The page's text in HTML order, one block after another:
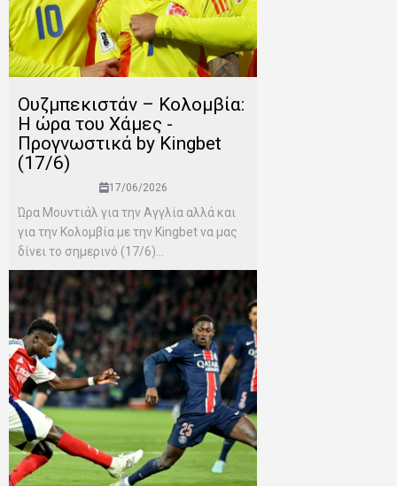
Ουζμπεκιστάν – Κολομβία:
Η ώρα του Χάμες -
Προγνωστικά by Kingbet
(17/6)
17/06/2026
Ώρα Μουντιάλ για την Αγγλία αλλά και
για την Κολομβία με την Kingbet να μας
δίνει το σημερινό (17/6)...